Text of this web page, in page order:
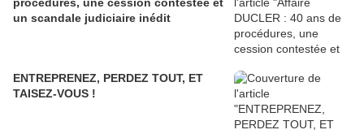
un scandale judiciaire inédit
ENTREPRENEZ, PERDEZ TOUT, ET
TAISEZ-VOUS !